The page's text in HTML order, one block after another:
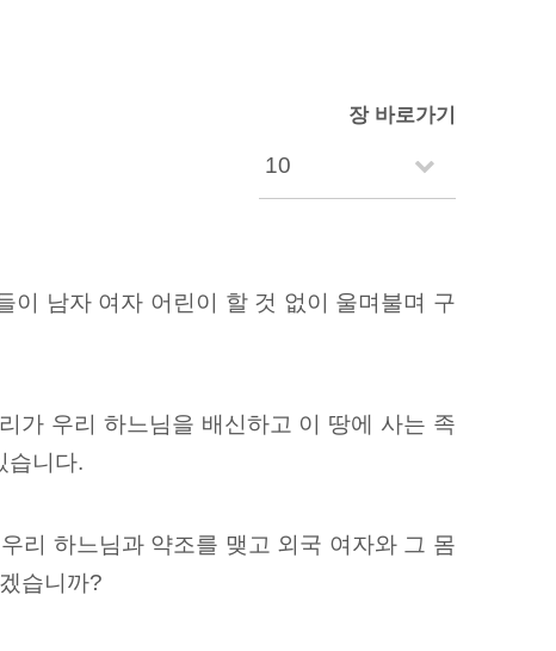
장 바로가기
이 남자 여자 어린이 할 것 없이 울며불며 구
가 우리 하느님을 배신하고 이 땅에 사는 족
습니다.
리 하느님과 약조를 맺고 외국 여자와 그 몸
습니까?